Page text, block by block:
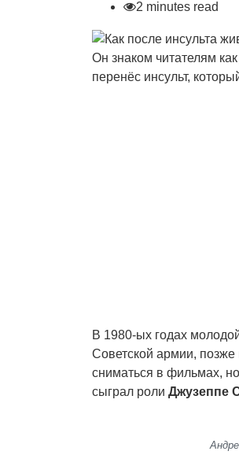
2 minutes read
Он знаком читателям
перенёс инсульт,
В 1980-ых годах
Советской армии,
сниматься в фильмах,
сыграл роли Джузеппе